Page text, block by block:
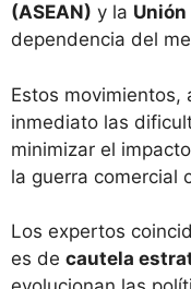
(ASEAN) y la Unión
dependencia del
Estos movimientos,
inmediato las
minimizar el
la guerra comercial
Los expertos
es de cautela